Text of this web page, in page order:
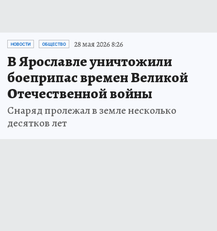
НОВОСТИ ОБЩЕСТВО 28 мая 2026 8:26
В Ярославле уничтожили
боеприпас времен Великой
Отечественной войны
Снаряд пролежал в земле несколько
десятков лет